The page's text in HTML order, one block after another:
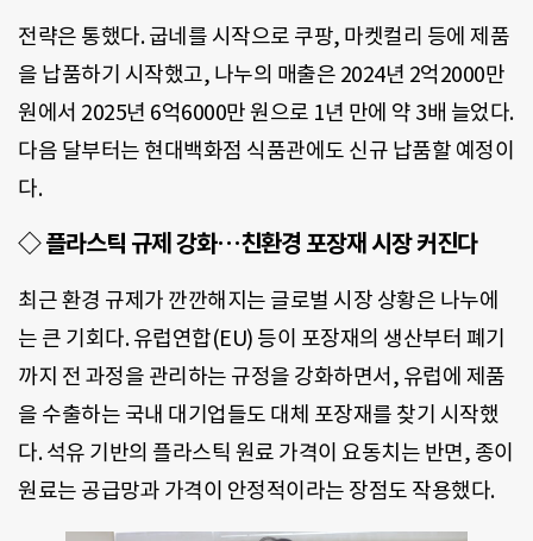
전략은 통했다. 굽네를 시작으로 쿠팡, 마켓컬리 등에 제품
을 납품하기 시작했고, 나누의 매출은 2024년 2억2000만
원에서 2025년 6억6000만 원으로 1년 만에 약 3배 늘었다.
다음 달부터는 현대백화점 식품관에도 신규 납품할 예정이
다.
◇ 플라스틱 규제 강화…친환경 포장재 시장 커진다
최근 환경 규제가 깐깐해지는 글로벌 시장 상황은 나누에
는 큰 기회다. 유럽연합(EU) 등이 포장재의 생산부터 폐기
까지 전 과정을 관리하는 규정을 강화하면서, 유럽에 제품
을 수출하는 국내 대기업들도 대체 포장재를 찾기 시작했
다. 석유 기반의 플라스틱 원료 가격이 요동치는 반면, 종이
원료는 공급망과 가격이 안정적이라는 장점도 작용했다.